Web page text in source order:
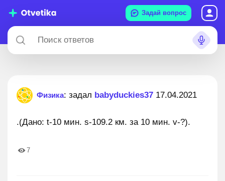
Задай вопрос
Физика: задал babyduckies37 17.04.2021
.(Дано: t-10 мин. s-109.2 км. за 10 мин. v-?).
7